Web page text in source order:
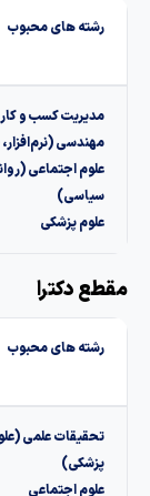
رشته های محبوب
مدیریت کسب و کار (MBA)
مهندسی (نرم‌افزار،
علوم اجتماعی
سیاسی)
علوم پزشکی
دکترا
رشته های محبوب
تحقیقات علمی (علوم
پزشکی)
علوم اجتماعی